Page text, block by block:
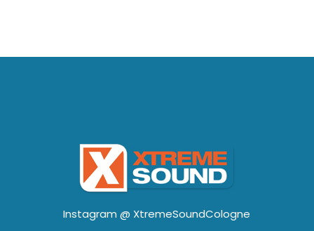
Instagram @ XtremeSoundCologne